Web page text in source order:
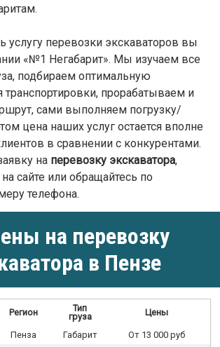
услугу перевозки экскаваторов вы
«№1 Негабарит». Мы изучаем все
подбираем оптимальную
транспортировки, прорабатываем и
сами выполняем погрузку/
цена наших услуг остается вполне
в сравнении с конкурентами.
на перевозку экскаватора,
сайте или обращайтесь по
телефона.
на перевозку
в Пензе
Регион
Тип
груза
Цены
Пенза Габарит От 13 000 руб